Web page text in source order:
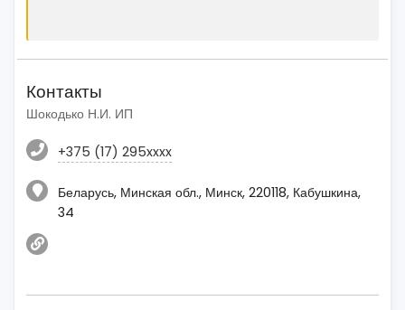
Контакты
Шокодько Н.И. ИП
+375 (17) 295xxxx
Беларусь, Минская обл., Минск, 220118, Кабушкина,
34